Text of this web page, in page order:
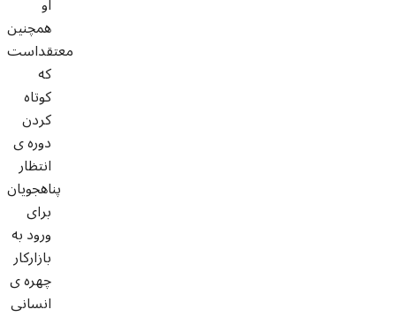
همچنین
معتقداست
که
کوتاه
کردن
دوره ی
انتظار
پناهجویان
برای
ورود به
بازارکار
چهره ی
انسانی